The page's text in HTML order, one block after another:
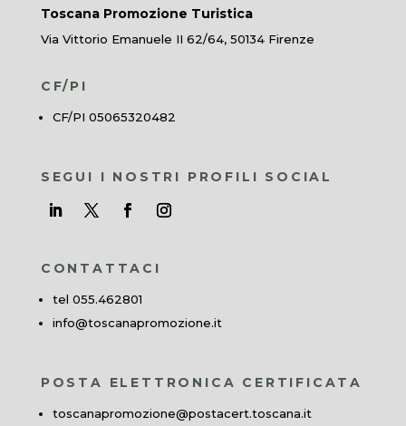
Toscana Promozione Turistica
Via Vittorio Emanuele II 62/64, 50134 Firenze
CF/PI
CF/PI 05065320482
SEGUI I NOSTRI PROFILI SOCIAL
CONTATTACI
tel 055.462801
info@toscanapromozione.it
POSTA ELETTRONICA CERTIFICATA
toscanapromozione@postacert.toscana.it